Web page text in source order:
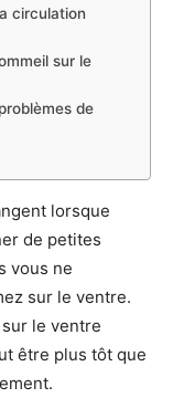
circulation
sur le
de
lorsque
de petites
vous ne
sur le ventre.
le ventre
être plus tôt que